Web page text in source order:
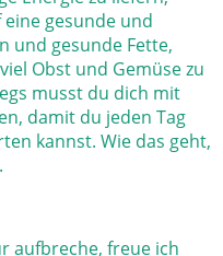
gesunde und
und gesunde Fette,
Obst und Gemüse zu
musst du dich mit
damit du jeden Tag
kannst. Wie das geht,
aufbreche, freue ich